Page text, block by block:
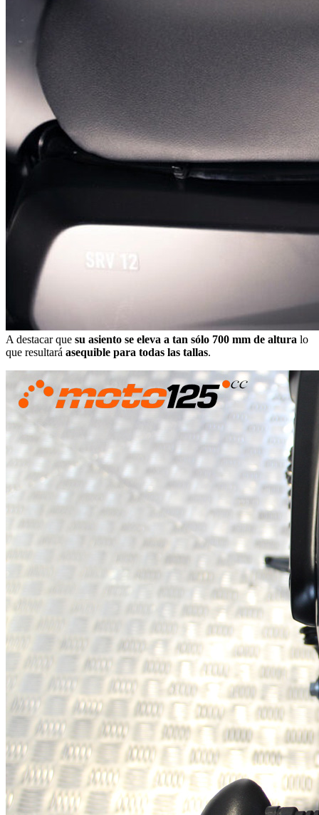
A destacar que su asiento se eleva a tan sólo 700 mm de altura lo
que resultará asequible para todas las tallas.